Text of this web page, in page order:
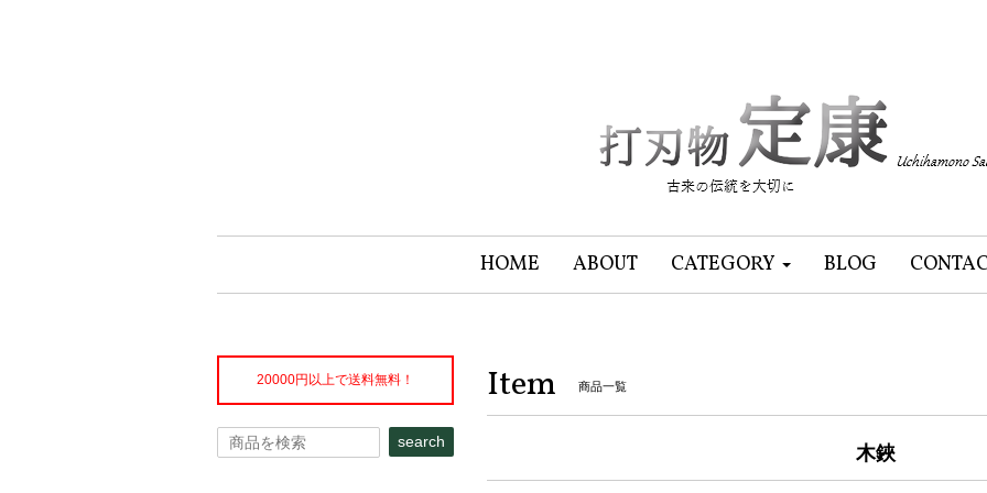
HOME ABOUT CATEGORY BLOG
Item 商品一覧
木鋏
20000円以上で送料無料！
search